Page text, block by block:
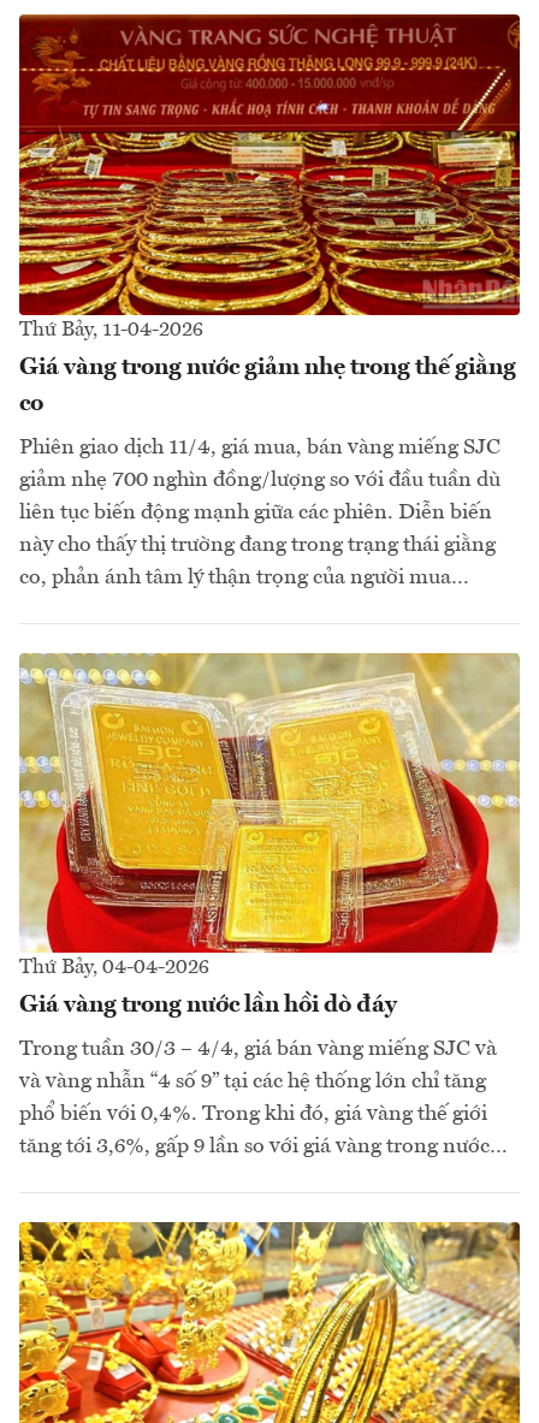
Thứ Bảy, 11-04-2026
Giá vàng trong nước giảm nhẹ trong thế giằng
co
Phiên giao dịch 11/4, giá mua, bán vàng miếng SJC
giảm nhẹ 700 nghìn đồng/lượng so với đầu tuần dù
liên tục biến động mạnh giữa các phiên. Diễn biến
này cho thấy thị trường đang trong trạng thái giằng
co, phản ánh tâm lý thận trọng của người mua…
Thứ Bảy, 04-04-2026
Giá vàng trong nước lần hồi dò đáy
Trong tuần 30/3 – 4/4, giá bán vàng miếng SJC và
và vàng nhẫn “4 số 9” tại các hệ thống lớn chỉ tăng
phổ biến với 0,4%. Trong khi đó, giá vàng thế giới
tăng tới 3,6%, gấp 9 lần so với giá vàng trong nước…